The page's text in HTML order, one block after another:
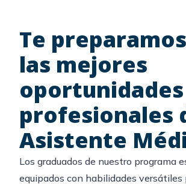
Te
las mejores
oportunidades
profesionales
Asistente
Los graduados de nuestro programa
equipados con habilidades versátiles